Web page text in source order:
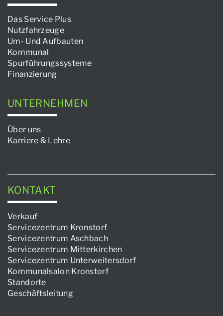
Das Service Plus
Nutzfahrzeuge
Um- Und Aufbauten
Kommunal
Spurführungssysteme
Finanzierung
UNTERNEHMEN
Über uns
Karriere & Lehre
KONTAKT
Verkauf
Servicezentrum Kronstorf
Servicezentrum Aschbach
Servicezentrum Mitterkirchen
Servicezentrum Unterweitersdorf
Kommunalsalon Kronstorf
Standorte
Geschäftsleitung